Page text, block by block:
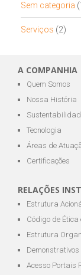
Sem categoria
Serviços (2)
A COMPANHIA
Quem Somos
Nossa História
Tecnologia
Áreas de
Certificações
RELAÇÕES
Estrutura
Código de Ética
Estrutura
Demonstrativos
Acesso Portais